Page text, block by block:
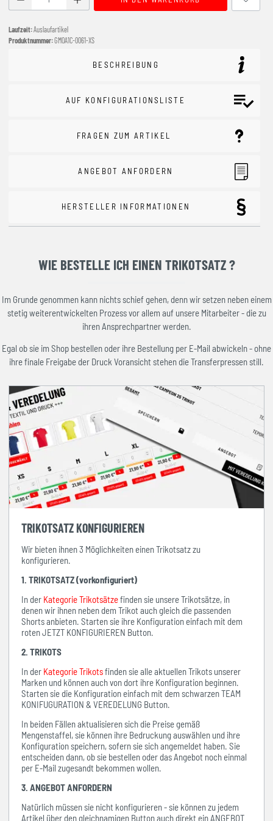
Laufzeit:Auslaufartikel
Produktnummer:GM0A1C-0061-XS
BESCHREIBUNG
AUF KONFIGURATIONSLISTE
FRAGEN ZUM ARTIKEL
ANGEBOT ANFORDERN
HERSTELLER INFORMATIONEN
WIE BESTELLE ICH EINEN TRIKOTSATZ ?
Im Grunde genommen kann nichts schief gehen, denn wir setzen neben einem
stetig weiterentwickelten Prozess vor allem auf unsere Mitarbeiter - die zu
ihren Ansprechpartner werden.
Egal ob sie im Shop bestellen oder ihre Bestellung per E-Mail abwickeln - ohne
ihre finale Freigabe der Druck Voransicht stehen die Transferpressen still.
TRIKOTSATZ KONFIGURIEREN
Wir bieten ihnen 3 Möglichkeiten einen Trikotsatz zu
konfigurieren.
1. TRIKOTSATZ (vorkonfiguriert)
In der Kategorie Trikotsätzefinden sie unsere Trikotsätze, in
denen wir ihnen neben dem Trikot auch gleich die passenden
Shorts anbieten. Starten sie ihre Konfiguration einfach mit dem
roten JETZT KONFIGURIEREN Button.
2. TRIKOTS
In der Kategorie Trikotsfinden sie alle aktuellen Trikots unserer
Marken und können auch von dort ihre Konfiguration beginnen.
Starten sie die Konfiguration einfach mit dem schwarzen TEAM
KONIFUGURATION & VEREDELUNG Button.
In beiden Fällen aktualisieren sich die Preise gemäß
Mengenstaffel, sie können ihre Bedruckung auswählen und ihre
Konfiguration speichern, sofern sie sich angemeldet haben. Sie
entscheiden dann, ob sie bestellen oder das Angebot noch einmal
per E-Mail zugesandt bekommen wollen.
3. ANGEBOT ANFORDERN
Natürlich müssen sie nicht konfigurieren - sie können zu jedem
Artikel über den gleichnamigen Button auch direkt ein ANGEBOT